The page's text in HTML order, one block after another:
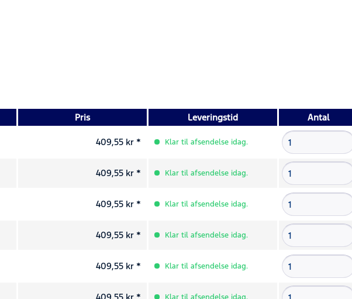
Pris Leveringstid Antal
409,55 kr * Klar til afsendelse idag.
409,55 kr * Klar til afsendelse idag.
409,55 kr * Klar til afsendelse idag.
409,55 kr * Klar til afsendelse idag.
409,55 kr * Klar til afsendelse idag.
409,55 kr * Klar til afsendelse idag.